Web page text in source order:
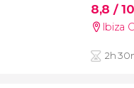
8,8 / 10
Ibiza
2h